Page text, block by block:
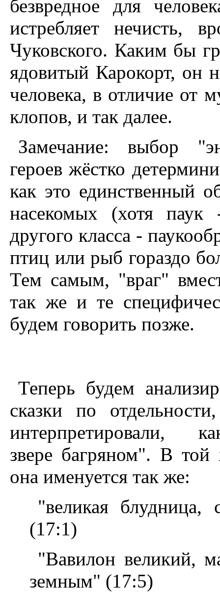
безвредное для
истребляет нечисть,
Чуковского. Каким бы
ядовитый Карокорт, он
человека, в отличие от
клопов, и так далее.
Замечание: выбор
героев жёстко
как это единственный
насекомых (хотя
другого класса -
птиц или рыб гораздо
Тем самым, "враг"
так же и те
будем говорить позже.
Теперь будем
сказки по
звере багряном". В той
она именуется так же:
"великая
(17:1)
"Вавилон великий,
земным" (17:5)